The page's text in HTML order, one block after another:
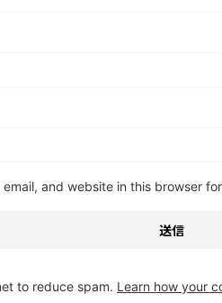
email, and website in this browser
to reduce spam. Learn how your